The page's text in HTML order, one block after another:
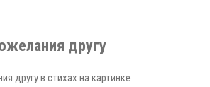
другу
другу в стихах на картинке